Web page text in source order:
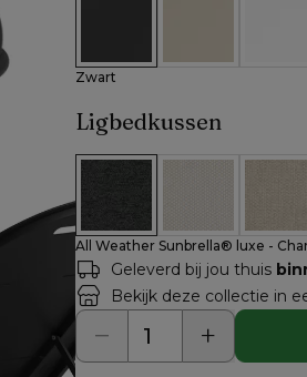
Zwart
Ligbedkussen
All Weather Sunbrella®
All Weather
All
All Weather Sunbrella® luxe -
Geleverd bij jou thuis
Bekijk deze collectie in